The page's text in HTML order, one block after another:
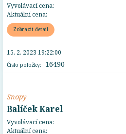
Vyvolávací cena:
Aktuální cena:
Zobrazit detail
Číslo položky: 16490
15. 2. 2023 19:22:00
Snopy
Balíček Karel
Vyvolávací cena:
Aktuální cena: